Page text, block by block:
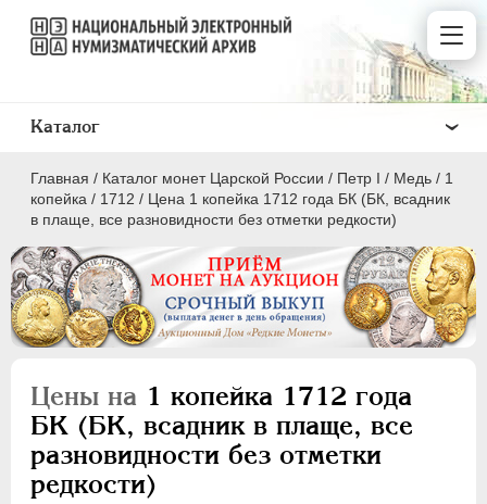
Главная / Каталог монет Царской России / Пeтр I / Медь / 1
копейка / 1712 / Цена 1 копейка 1712 года БК (БК, всадник
в плаще, все разновидности без отметки редкости)
Цены на 1 копейка 1712 года
БК (БК, всадник в плаще, все
разновидности без отметки
редкости)
Каталог
ПEТР I 1699 - 1725
Серебро
Медь
5 копеек
1 копейка